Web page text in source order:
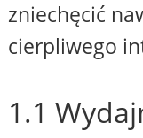
zniechęcić
cierpliwego
1.1